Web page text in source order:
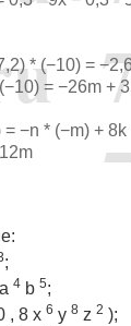
* (−10) =
= −26m +
−n * (−m) +
;
a4 b5;
, 8 x6 y8 z2 );